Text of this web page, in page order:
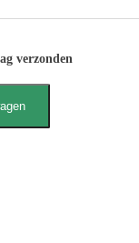
verzonden